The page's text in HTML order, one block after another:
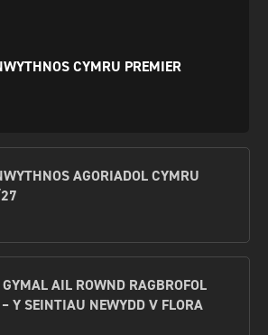
CYMRU PREMIER
AGORIADOL CYMRU
AIL ROWND RAGBROFOL
Y SEINTIAU NEWYDD V FLORA